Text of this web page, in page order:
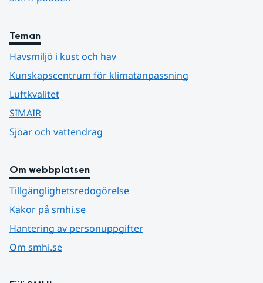
Teman
Havsmiljö i kust och hav
Kunskapscentrum för klimatanpassning
Luftkvalitet
SIMAIR
Sjöar och vattendrag
Om webbplatsen
Tillgänglighetsredogörelse
Kakor på smhi.se
Hantering av personuppgifter
Om smhi.se